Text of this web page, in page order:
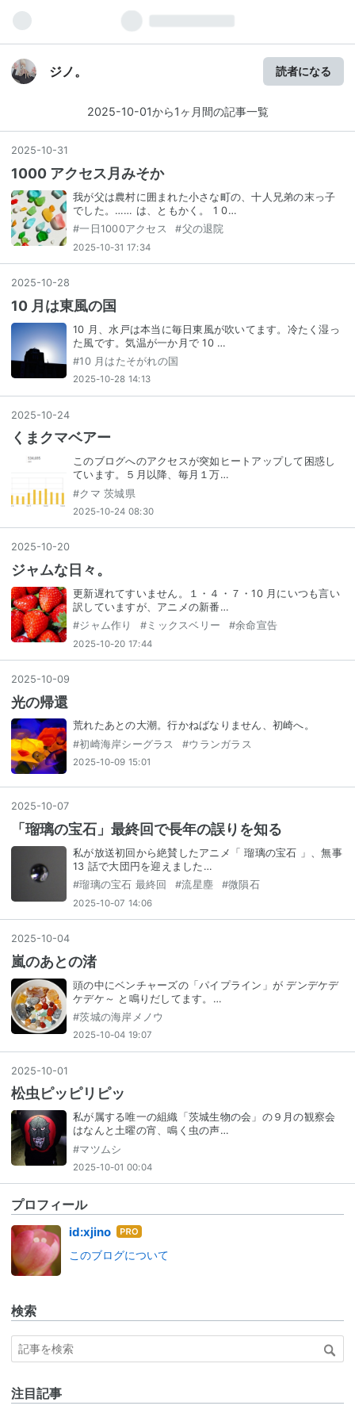
ジノ。 読者になる
2025-10-01から1ヶ月間の記事一覧
2025-10-31
1000 アクセス月みそか
我が父は農村に囲まれた小さな町の、十人兄弟の末っ子
でした。…… は、ともかく。 1 0…
#一日1000アクセス #父の退院
2025-10-31 17:34
2025-10-28
10 月は東風の国
10 月、水戸は本当に毎日東風が吹いてます。冷たく湿っ
た風です。気温が一か月で 10 …
#10 月はたそがれの国
2025-10-28 14:13
2025-10-24
くまクマベアー
このブログへのアクセスが突如ヒートアップして困惑し
ています。５月以降、毎月１万…
#クマ 茨城県
2025-10-24 08:30
2025-10-20
ジャムな日々。
更新遅れてすいません。１・４・７・10 月にいつも言い
訳していますが、アニメの新番…
#ジャム作り # ミックスベリー #余命宣告
2025-10-20 17:44
2025-10-09
光の帰還
荒れたあとの大潮。行かねばなりません、初崎へ。
#初崎海岸シーグラス #ウランガラス
2025-10-09 15:01
2025-10-07
「瑠璃の宝石」最終回で長年の誤りを知る
私が放送初回から絶賛したアニメ「 瑠璃の宝石 」、無事
13 話で大団円を迎えました…
#瑠璃の宝石 最終回 #流星塵 #微隕石
2025-10-07 14:06
2025-10-04
嵐のあとの渚
頭の中にベンチャーズの「パイプライン」が デンデケデ
ケデケ～ と鳴りだしてます。…
#茨城の海岸メノウ
2025-10-04 19:07
2025-10-01
松虫ピッピリピッ
私が属する唯一の組織「茨城生物の会」の９月の観察会
はなんと土曜の宵、鳴く虫の声…
#マツムシ
2025-10-01 00:04
プロフィール
id:xjino はて
なブ
ログ
このブログについて
検索
注目記事